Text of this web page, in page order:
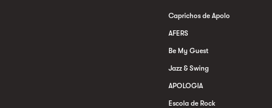
Caprichos de Apolo
AFERS
Be My Guest
Jazz & Swing
APOLOGIA
Escola de Rock